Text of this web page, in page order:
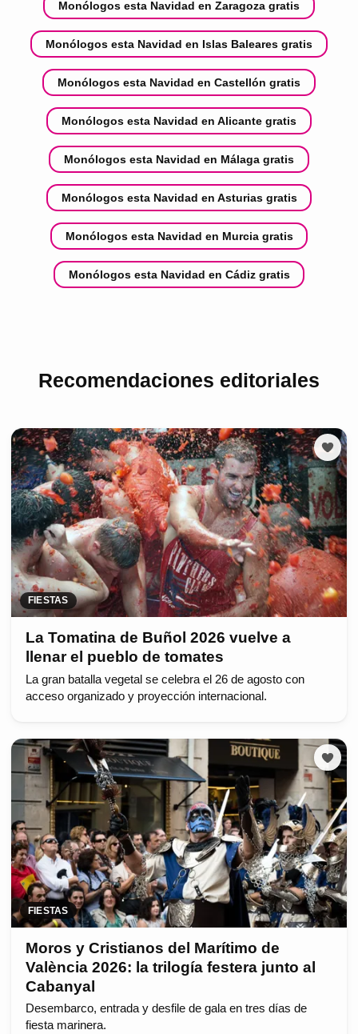
Monólogos esta Navidad en Zaragoza gratis
Monólogos esta Navidad en Islas Baleares gratis
Monólogos esta Navidad en Castellón gratis
Monólogos esta Navidad en Alicante gratis
Monólogos esta Navidad en Málaga gratis
Monólogos esta Navidad en Asturias gratis
Monólogos esta Navidad en Murcia gratis
Monólogos esta Navidad en Cádiz gratis
Recomendaciones editoriales
FIESTAS
La Tomatina de Buñol 2026 vuelve a
llenar el pueblo de tomates
La gran batalla vegetal se celebra el 26 de agosto con
acceso organizado y proyección internacional.
FIESTAS
Moros y Cristianos del Marítimo de
València 2026: la trilogía festera junto al
Cabanyal
Desembarco, entrada y desfile de gala en tres días de
fiesta marinera.